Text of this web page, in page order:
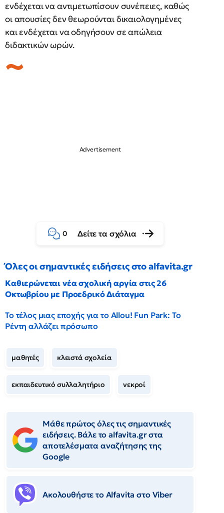
ενδέχεται να αντιμετωπίσουν συνέπειες, καθώς
οι απουσίες δεν θεωρούνται δικαιολογημένες
και ενδέχεται να οδηγήσουν σε απώλεια
διδακτικών ωρών.
0 Δείτε τα σχόλια
Όλες οι σημαντικές ειδήσεις στο alfavita.gr
Καθιερώνεται νέα σχολική αργία στις 26
Οκτωβρίου με Προεδρικό Διάταγμα
Το τέλος μιας εποχής για το Allou! Fun Park: Το
Ρέντη αλλάζει πρόσωπο
μαθητές κλειστά σχολεία
εκπαιδευτικό συλλαλητήριο νεκροί
Μάθε πρώτος όλες τις σημαντικές
ειδήσεις. Βάλε το alfavita.gr στα
αποτελέσματα αναζήτησης της
Google
Ακολουθήστε το Αlfavita στο Viber